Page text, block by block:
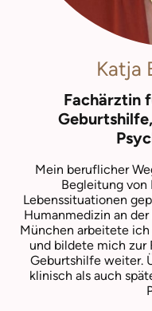
Katja
Fachärztin
Mein beruflicher
Begleitung von
Lebenssituationen
Humanmedizin an
München arbeitete
und bildete mich zur
Geburtshilfe weiter.
klinisch als auch